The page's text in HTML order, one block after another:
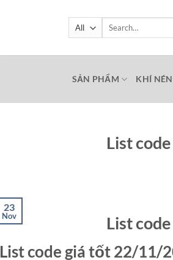
Search
SẢN PHẨM KHÍ NÉN
List
23
Nov List
List code giá tốt 22/11/